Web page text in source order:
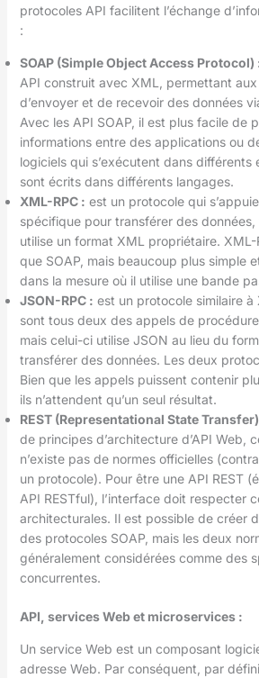
protocoles API facilitent l’échange
:
SOAP (Simple Object Access Protocol)
API construit avec XML, permettant
d’envoyer et de recevoir des données
Avec les API SOAP, il est plus facile de
informations entre des applications ou
logiciels qui s’exécutent dans différents
sont écrits dans différents langages.
XML-RPC : est un protocole qui
spécifique pour transférer des données,
utilise un format XML propriétaire. XML-
que SOAP, mais beaucoup plus simple
dans la mesure où il utilise une bande
JSON-RPC : est un protocole similaire à
sont tous deux des appels de procédure
mais celui-ci utilise JSON au lieu du
transférer des données. Les deux
Bien que les appels puissent contenir
ils n’attendent qu’un seul résultat.
REST (Representational State
de principes d’architecture d’API Web,
n’existe pas de normes officielles
un protocole). Pour être une API REST
API RESTful), l’interface doit respecter
architecturales. Il est possible de créer
des protocoles SOAP, mais les deux
généralement considérées comme des
concurrentes.
API, services Web et microservices :
Un service Web est un composant
adresse Web. Par conséquent, par